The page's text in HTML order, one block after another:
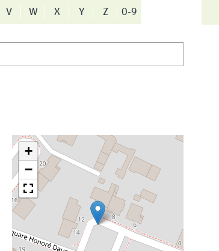
V W X Y Z 0-9
+
−